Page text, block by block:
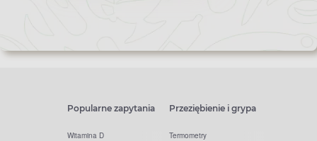
Popularne zapytania
Witamina D
Przeziębienie i grypa
Termometry